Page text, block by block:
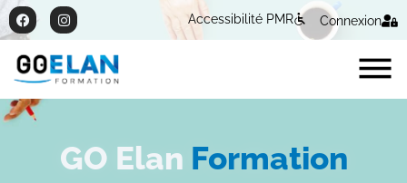
Accessibilité PMR Connexion
GO Elan Formation